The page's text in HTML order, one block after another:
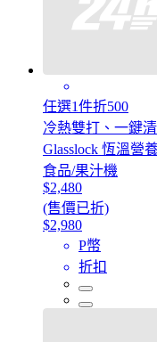
任選1件折500
冷熱雙打、一鍵
Glasslock 恆溫營
食品/果汁機
$2,480
(售價已折)
$2,980
P幣
折扣